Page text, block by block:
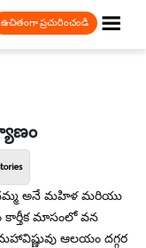
☰
ఉచితంగా ప్రచురించండి
అనే మహిళ మరియు
కార్తీక మాసంలో వన
ఆలయం దగ్గర